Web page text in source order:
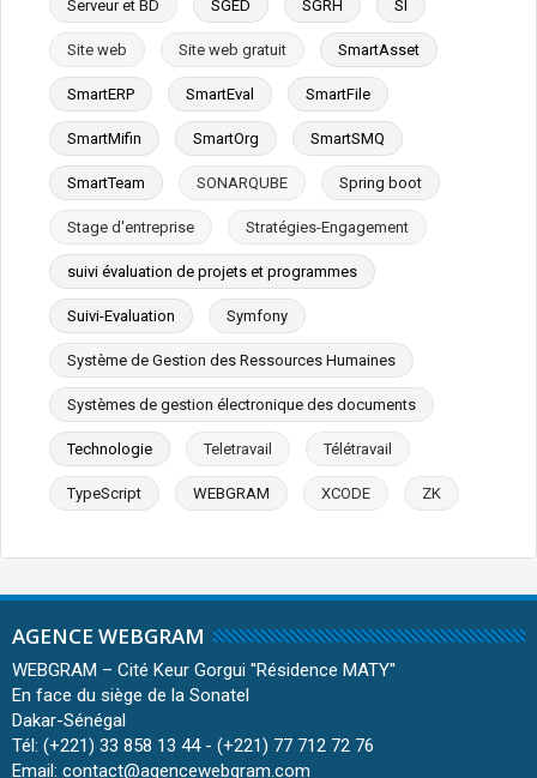
Serveur et BD SGED SGRH SI
Site web Site web gratuit SmartAsset
SmartERP SmartEval SmartFile
SmartMifin SmartOrg SmartSMQ
SmartTeam SONARQUBE Spring boot
Stage d'entreprise Stratégies-Engagement
suivi évaluation de projets et programmes
Suivi-Evaluation Symfony
Système de Gestion des Ressources Humaines
Systèmes de gestion électronique des documents
Technologie Teletravail Télétravail
TypeScript WEBGRAM XCODE ZK
AGENCE WEBGRAM
WEBGRAM – Cité Keur Gorgui ''Résidence MATY''
En face du siège de la Sonatel
Dakar-Sénégal
Tél: (+221) 33 858 13 44 - (+221) 77 712 72 76
Email: contact@agencewebgram.com